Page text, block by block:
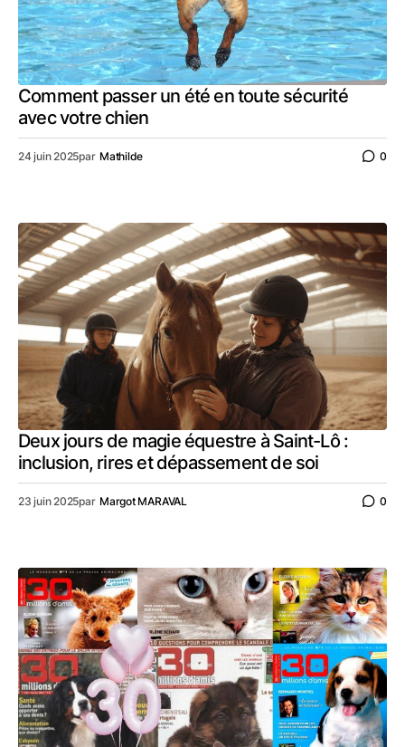
Comment passer un été en toute sécurité
avec votre chien
24 juin 2025par Mathilde 0
Deux jours de magie équestre à Saint-Lô :
inclusion, rires et dépassement de soi
23 juin 2025par Margot MARAVAL 0